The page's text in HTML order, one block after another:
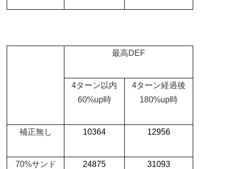
最高DEF
4ターン以内
60%up時
4ターン経過後
180%up時
補正無し 10364 12956
70%サンド 24875 31093